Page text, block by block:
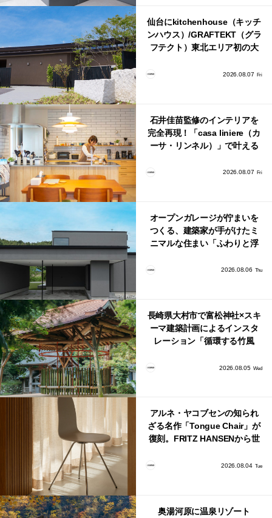
仙台にkitchenhouse（キッチ
ンハウス）/GRAFTEKT（グラ
フテクト）東北エリア初の大
2026.08.07 Fri
石井佳苗監修のインテリアを
完全再現！「casa liniere（カ
ーサ・リンネル）」で叶える
2026.08.07 Fri
オープンガレージが佇まいを
つくる、建築家が手がけたミ
ニマルな住まい「ふわりと浮
2026.08.06 Thu
長崎県大村市で富松神社×スキ
ーマ建築計画によるインスタ
レーション「循環する竹風
2026.08.05 Wed
アルネ・ヤコブセンの知られ
ざる名作「Tongue Chair」が
復刻。FRITZ HANSENから世
2026.08.04 Tue
奥湯河原に温泉リゾート